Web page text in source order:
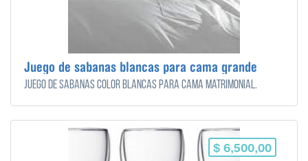
Juego de sabanas blancas para cama grande
Juego de sabanas color blancas para cama matrimonial.
$ 6,500,00